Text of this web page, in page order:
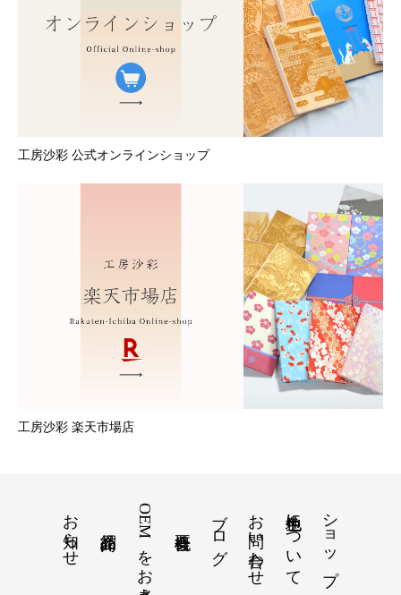
工房沙彩 公式オンラインショップ
工房沙彩 楽天市場店
お知らせ OEMをお考えの方へ ブログ お問い合わせ 色生地について ショップ